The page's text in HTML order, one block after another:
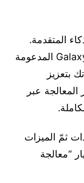
المتقدمة.
تتيح لك هذه الإعدادات، المدمجة في أجهزة Galaxy المدعومة
بتعزيز
عبر
ثمّ الميزات
“معالجة